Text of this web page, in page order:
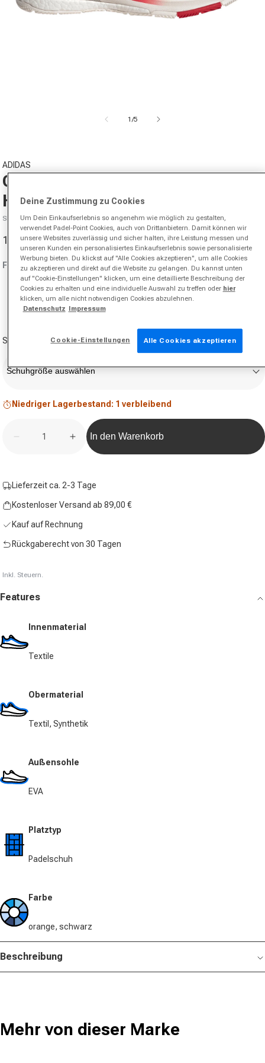
1/von
5
ADIDAS
Crazyquick Boost Padelschuh
Herren - orange, schwarz
SKU P0000001290702
Verkaufspreis
113,95 €
Normaler Preis
160,00 €-29%
Farbe:orange
Schuhgröße
Schuhgröße auswählen
Niedriger Lagerbestand: 1 verbleibend
Verringere die Menge für Crazyquick Boost
Erhöhe die Menge für Crazyquick
In den Warenkorb
Lieferzeit ca. 2-3 Tage
Kostenloser Versand ab 89,00 €
Kauf auf Rechnung
Rückgaberecht von 30 Tagen
Inkl. Steuern.
Features
Innenmaterial
Textile
Obermaterial
Textil, Synthetik
Außensohle
EVA
Platztyp
Padelschuh
Farbe
orange, schwarz
Beschreibung
Mehr von dieser Marke
Deine Zustimmung zu Cookies
Um Dein Einkaufserlebnis so angenehm wie möglich zu gestalten,
verwendet Padel-Point Cookies, auch von Drittanbietern. Damit können wir
unsere Websites zuverlässig und sicher halten, ihre Leistung messen und
unseren Kunden ein personalisiertes Einkaufserlebnis sowie personalisierte
Werbung bieten. Du klickst auf "Alle Cookies akzeptieren", um alle Cookies
zu akzeptieren und direkt auf die Website zu gelangen. Du kannst unten
auf "Cookie-Einstellungen" klicken, um eine detaillierte Beschreibung der
Cookies zu erhalten und eine individuelle Auswahl zu treffen oder hier
klicken, um alle nicht notwendigen Cookies abzulehnen.
Datenschutz Impressum
Cookie-Einstellungen Alle Cookies akzeptieren